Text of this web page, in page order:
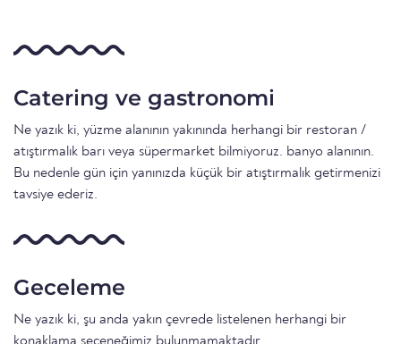
Catering ve gastronomi
Ne yazık ki, yüzme alanının yakınında herhangi bir restoran /
atıştırmalık barı veya süpermarket bilmiyoruz. banyo alanının.
Bu nedenle gün için yanınızda küçük bir atıştırmalık getirmenizi
tavsiye ederiz.
Geceleme
Ne yazık ki, şu anda yakın çevrede listelenen herhangi bir